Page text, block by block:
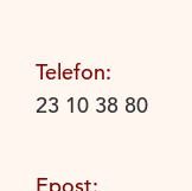
Telefon:
23 10 38 80